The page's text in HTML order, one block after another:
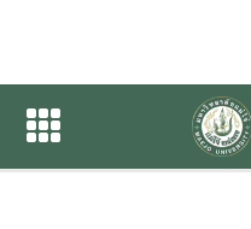
ปฏิทินกิจกรรม
ปฏิทินกิจกรรมของหน่วยง